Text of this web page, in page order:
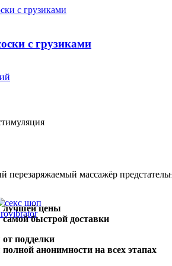
с грузиками
перезаряжаемый массажёр
лучшей цены
самой быстрой доставки
подделки
анонимности на всех этапах